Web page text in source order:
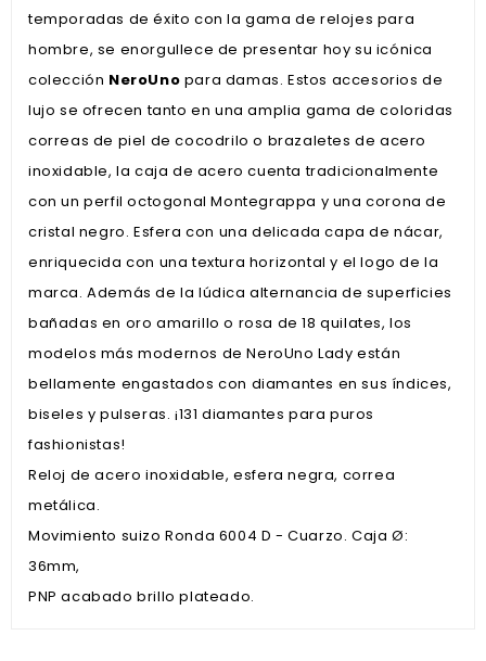
temporadas de éxito con la gama de relojes para
hombre, se enorgullece de presentar hoy su icónica
colección NeroUno para damas. Estos accesorios de
lujo se ofrecen tanto en una amplia gama de coloridas
correas de piel de cocodrilo o brazaletes de acero
inoxidable, la caja de acero cuenta tradicionalmente
con un perfil octogonal Montegrappa y una corona de
cristal negro. Esfera con una delicada capa de nácar,
enriquecida con una textura horizontal y el logo de la
marca. Además de la lúdica alternancia de superficies
bañadas en oro amarillo o rosa de 18 quilates, los
modelos más modernos de NeroUno Lady están
bellamente engastados con diamantes en sus índices,
biseles y pulseras. ¡131 diamantes para puros
fashionistas!
Reloj de acero inoxidable, esfera negra, correa
metálica.
Movimiento suizo Ronda 6004 D - Cuarzo. Caja Ø:
36mm,
PNP acabado brillo plateado.